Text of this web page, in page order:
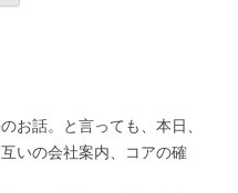
お話。と言っても、本日、
いの会社案内、コアの確